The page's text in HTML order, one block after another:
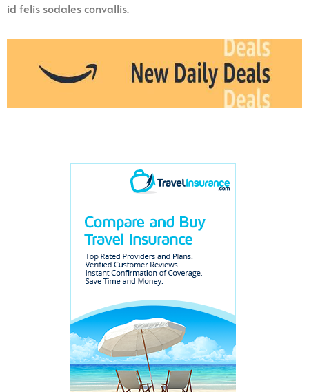
id felis sodales convallis.